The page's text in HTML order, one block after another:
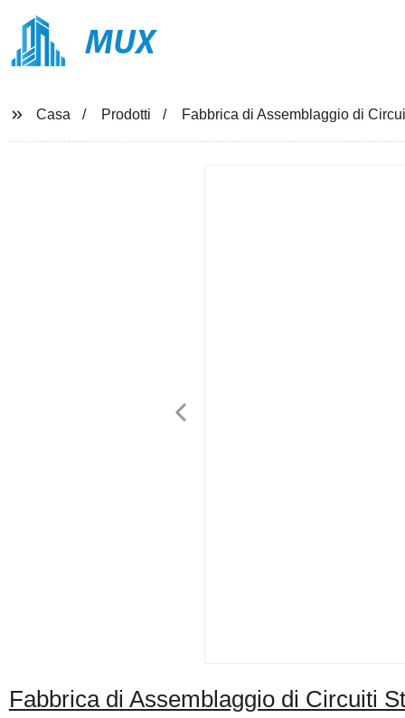
MUX
Casa Prodotti Fabbrica di Assemblaggio di
Fabbrica di Assemblaggio di Circuiti